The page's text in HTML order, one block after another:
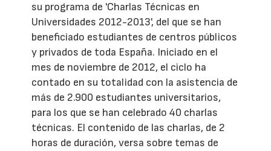
su programa de 'Charlas Técnicas en
Universidades 2012-2013', del que se han
beneficiado estudiantes de centros públicos
y privados de toda España. Iniciado en el
mes de noviembre de 2012, el ciclo ha
contado en su totalidad con la asistencia de
más de 2.900 estudiantes universitarios,
para los que se han celebrado 40 charlas
técnicas. El contenido de las charlas, de 2
horas de duración, versa sobre temas de